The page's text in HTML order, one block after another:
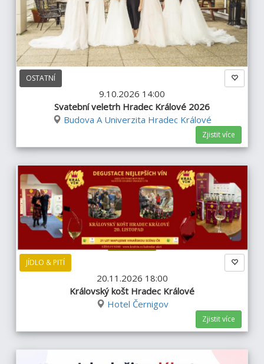
OSTATNÍ
9.10.2026 14:00
Svatební veletrh Hradec Králové 2026
Budova A Univerzita Hradec Králové
Zjistit více
JÍDLO & PITÍ
20.11.2026 18:00
Královský košt Hradec Králové
Hotel Černigov
Zjistit více